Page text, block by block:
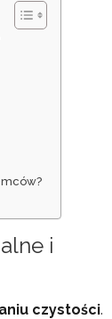
i
czystości.